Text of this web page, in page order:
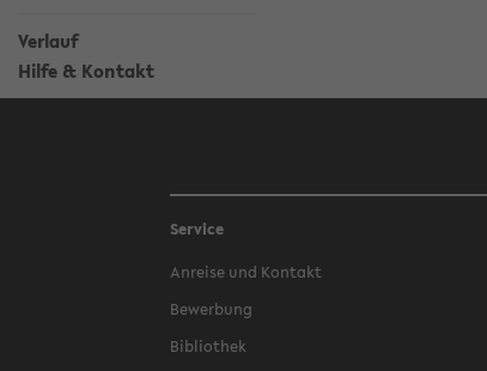
Verlauf
Hilfe & Kontakt
Service
Anreise und Kontakt
Bewerbung
Bibliothek